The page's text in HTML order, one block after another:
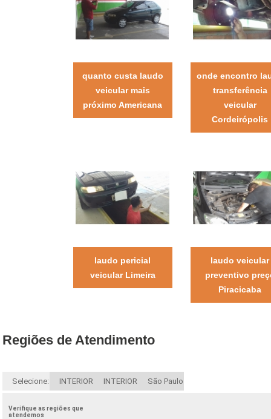
quanto custa laudo
veicular mais
próximo Americana
onde encontro
transferência
veicular
Cordeirópolis
laudo pericial
veicular Limeira
laudo veicular
preventivo
Piracicaba
Regiões de Atendimento
Selecione: INTERIOR INTERIOR São Paulo
Verifique as regiões que
atendemos